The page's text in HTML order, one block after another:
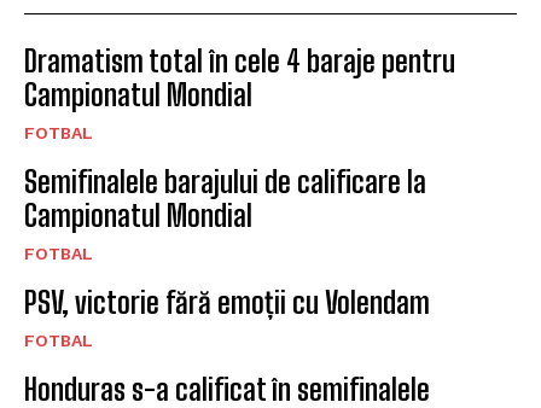
Dramatism total în cele 4 baraje pentru
Campionatul Mondial
FOTBAL
Semifinalele barajului de calificare la
Campionatul Mondial
FOTBAL
PSV, victorie fără emoții cu Volendam
FOTBAL
Honduras s-a calificat în semifinalele